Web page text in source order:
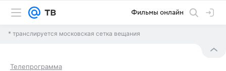
Фильмы онлайн
* транслируется московская сетка вещания
Телепрограмма